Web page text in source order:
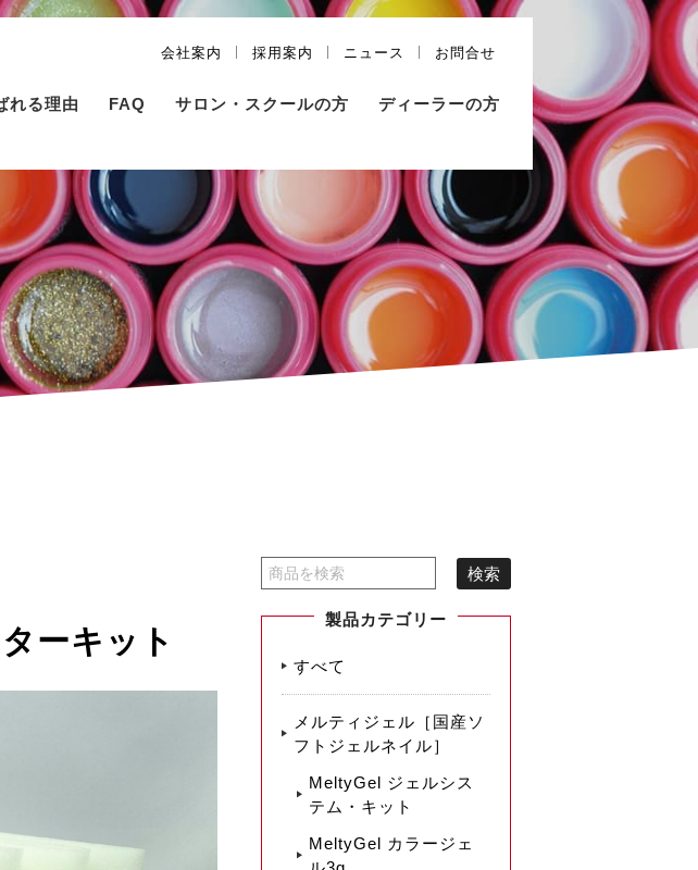
会社案内 採用案内 ニュース お問合せ
れる理由 FAQ サロン・スクールの方
ディーラーの方
ーキット
製品カテゴリー
すべて
メルティジェル［国産ソ
フトジェルネイル］
MeltyGel ジェルシス
テム・キット
MeltyGel カラージェ